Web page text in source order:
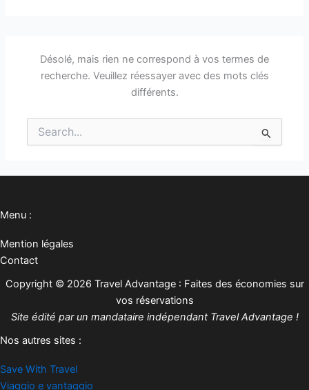
Désolé, mais rien ne correspond à vos termes de
recherche. Veuillez réessayer avec des mots clés
différents.
Rechercher :
Menu :
Mention légales
Contact
Copyright © 2026 Travel Advantage : Faites des économies sur
vos réservations
Site édité par un mandataire indépendant Travel Advantage !
Nos autres sites :
Save With Travel
Viaggio e vantaggio